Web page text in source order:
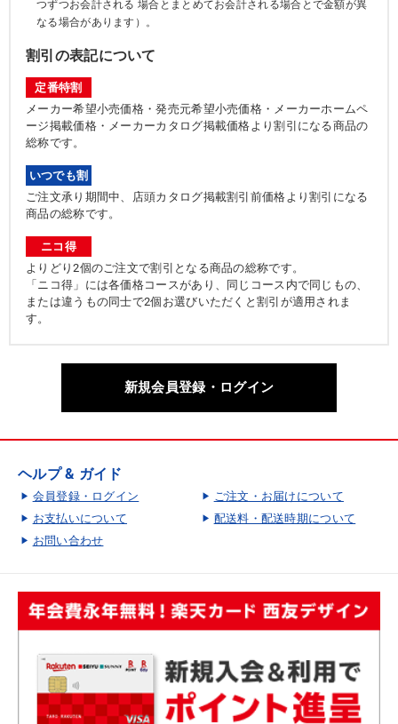
つずつお会計される 場合とまとめてお会計される場合とで金額が異
なる場合があります）。
割引の表記について
定番特割
メーカー希望小売価格・発売元希望小売価格・メーカーホームペ
ージ掲載価格・メーカーカタログ掲載価格より割引になる商品の
総称です。
いつでも割
ご注文承り期間中、店頭カタログ掲載割引前価格より割引になる
商品の総称です。
ニコ得
よりどり2個のご注文で割引となる商品の総称です。
「ニコ得」には各価格コースがあり、同じコース内で同じもの、
または違うもの同士で2個お選びいただくと割引が適用されま
す。
新規会員登録・ログイン
ヘルプ & ガイド
会員登録・ログイン
ご注文・お届けについて
お支払いについて
配送料・配送時期について
お問い合わせ